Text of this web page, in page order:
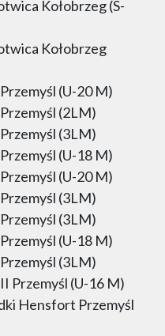
Kołobrzeg (S-
Kołobrzeg
(U-20 M)
(2LM)
(3LM)
(U-18 M)
(U-20 M)
(3LM)
(3LM)
(U-18 M)
(3LM)
Przemyśl (U-16 M)
Hensfort Przemyśl